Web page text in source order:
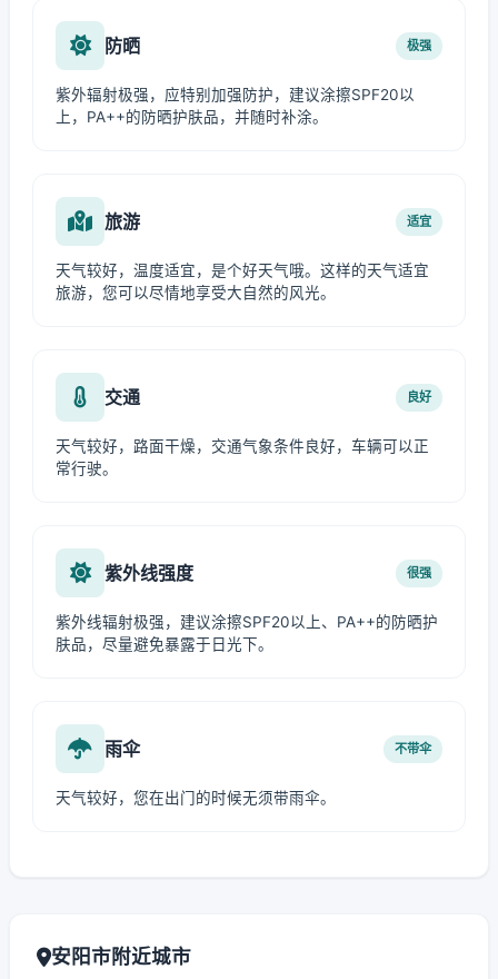
防晒 极强
紫外辐射极强，应特别加强防护，建议涂擦SPF20以
上，PA++的防晒护肤品，并随时补涂。
旅游 适宜
天气较好，温度适宜，是个好天气哦。这样的天气适宜
旅游，您可以尽情地享受大自然的风光。
交通 良好
天气较好，路面干燥，交通气象条件良好，车辆可以正
常行驶。
紫外线强度 很强
紫外线辐射极强，建议涂擦SPF20以上、PA++的防晒护
肤品，尽量避免暴露于日光下。
雨伞 不带伞
天气较好，您在出门的时候无须带雨伞。
安阳市附近城市